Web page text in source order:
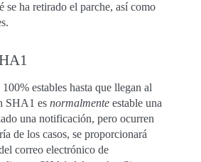
se ha retirado el parche, así como
estables hasta que llegan al
SHA1 es normalmente estable una
una notificación, pero ocurren
de los casos, se proporcionará
correo electrónico de